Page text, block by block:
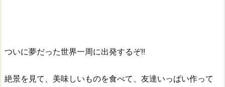
ついに夢だった世界一周に出発するぞ!!
絶景を見て、美味しいものを食べて、友達いっぱい作って